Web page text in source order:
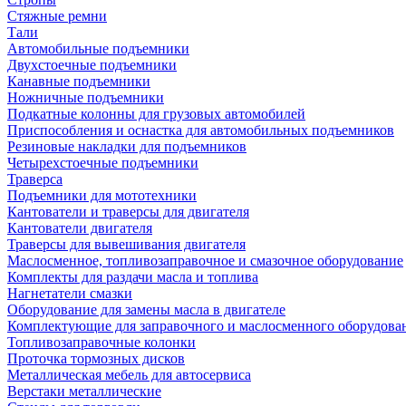
Стяжные ремни
Тали
Автомобильные подъемники
Двухстоечные подъемники
Канавные подъемники
Ножничные подъемники
Подкатные колонны для грузовых автомобилей
Приспособления и оснастка для автомобильных подъемников
Резиновые накладки для подъемников
Четырехстоечные подъемники
Траверса
Подъемники для мототехники
Кантователи и траверсы для двигателя
Кантователи двигателя
Траверсы для вывешивания двигателя
Маслосменное, топливозаправочное и смазочное оборудование
Комплекты для раздачи масла и топлива
Нагнетатели смазки
Оборудование для замены масла в двигателе
Комплектующие для заправочного и маслосменного
Топливозаправочные колонки
Проточка тормозных дисков
Металлическая мебель для автосервиса
Верстаки металлические